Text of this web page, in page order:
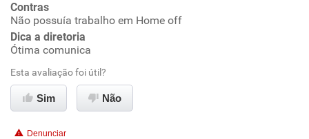
Conciliação com a vida familiar
Benefícios
Recomenda esta empresa
Recomenda a diretoria
Contras
Não possuía trabalho em Home off
Dica a diretoria
Ótima comunica
Esta avaliação foi útil?
Sim Não
Denunciar